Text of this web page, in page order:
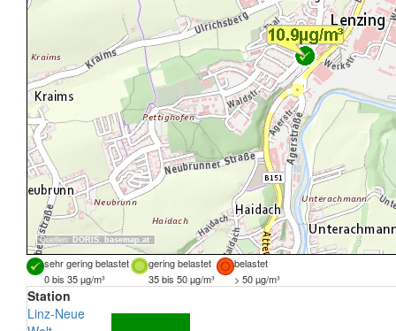
Quellen: DORIS, basemap.at
sehr gering belastet gering belastet
belastet
0 bis 35 µg/m³
35 bis 50 µg/m³ > 50 µg/m³
Station
Linz-Neue